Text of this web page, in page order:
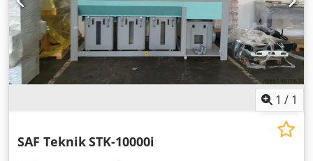
1 / 1
SAF TeknikSTK-10000i